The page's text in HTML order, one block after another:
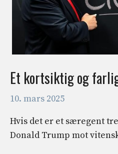
Et kortsiktig og
10. mars 2025
Hvis det er et særegent
Donald Trump mot